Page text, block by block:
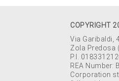
COPYRIGHT
Via Garibaldi,
Zola Predosa
P.I.
REA Number:
Corporation